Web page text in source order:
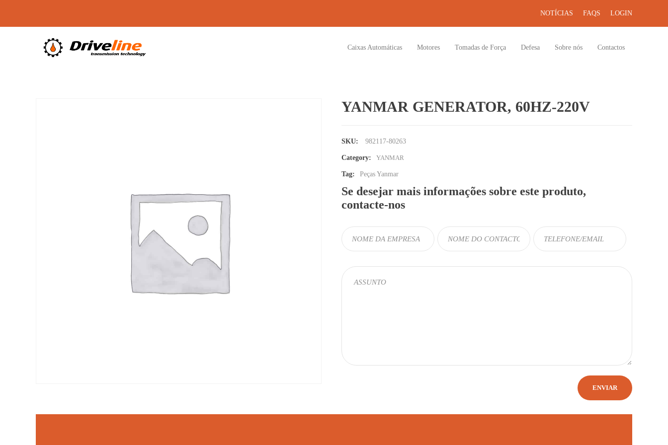
NOTÍCIAS FAQS LOGIN
Caixas Automáticas Motores Tomadas de Força Defesa Sobre nós Contactos
YANMAR GENERATOR, 60HZ-220V
SKU: 982117-80263
Category: YANMAR
Tag: Peças Yanmar
Se desejar mais informações sobre este produto,
contacte-nos